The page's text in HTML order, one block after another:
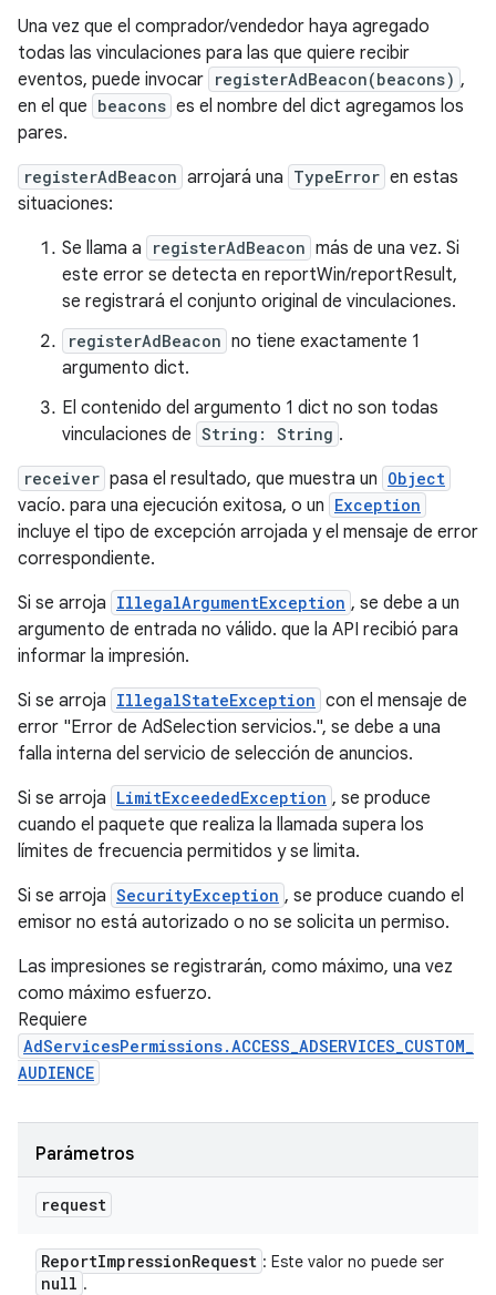
Una vez que el comprador/vendedor haya agregado
todas las vinculaciones para las que quiere recibir
eventos, puede invocar registerAdBeacon(beacons) ,
en el que beacons es el nombre del dict agregamos los
pares.
registerAdBeacon arrojará una TypeError en estas
situaciones:
Se llama a
registerAdBeacon más de una vez. Si
este error se detecta en reportWin/reportResult,
se registrará el conjunto original de vinculaciones.
registerAdBeacon no tiene exactamente 1
argumento dict.
El contenido del argumento 1 dict no son todas
vinculaciones de String: String .
receiver pasa el resultado, que muestra un Object
vacío. para una ejecución exitosa, o un Exception
incluye el tipo de excepción arrojada y el mensaje de error
correspondiente.
Si se arroja IllegalArgumentException , se debe a un
argumento de entrada no válido. que la API recibió para
informar la impresión.
Si se arroja IllegalStateException con el mensaje de
error "Error de AdSelection servicios.", se debe a una
falla interna del servicio de selección de anuncios.
Si se arroja LimitExceededException , se produce
cuando el paquete que realiza la llamada supera los
límites de frecuencia permitidos y se limita.
Si se arroja SecurityException , se produce cuando el
emisor no está autorizado o no se solicita un permiso.
Las impresiones se registrarán, como máximo, una vez
como máximo esfuerzo.
Requiere
AdServicesPermissions.ACCESS_ADSERVICES_CUSTOM_
AUDIENCE
Parámetros
request
ReportImpressionRequest : Este valor no puede ser
null .